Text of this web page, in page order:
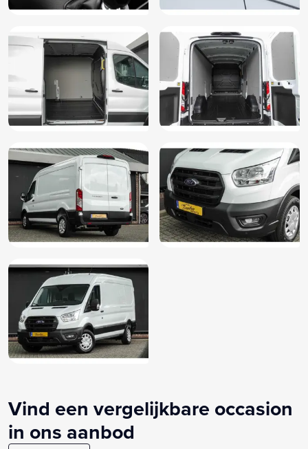
Vind een vergelijkbare occasion
in ons aanbod